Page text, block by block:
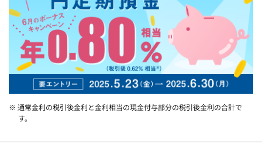
※ 通常金利の税引後金利と金利相当の現金付与部分の税引後金利の合計で
す。